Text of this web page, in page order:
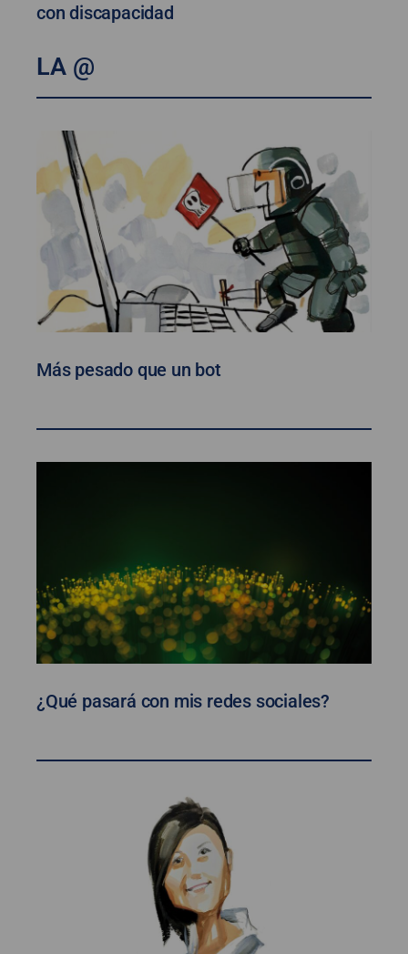
con discapacidad
LA @
Más pesado que un bot
¿Qué pasará con mis redes sociales?